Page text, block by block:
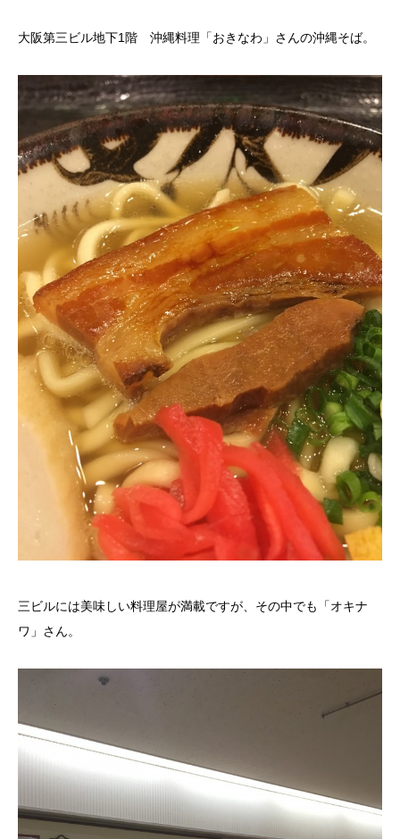
大阪第三ビル地下1階 沖縄料理「おきなわ」さんの沖縄そば。
三ビルには美味しい料理屋が満載ですが、その中でも「オキナ
ワ」さん。